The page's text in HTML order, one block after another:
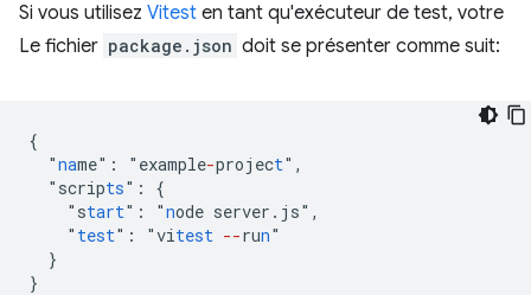
Si vous utilisez Vitest en tant qu'exécuteur de test, votre
Le fichier package.json doit se présenter comme suit:
{
"name" : " example-project" ,
" scripts" :
{
" start" : "node server.js" ,
" test" : "vitest --run
}
}